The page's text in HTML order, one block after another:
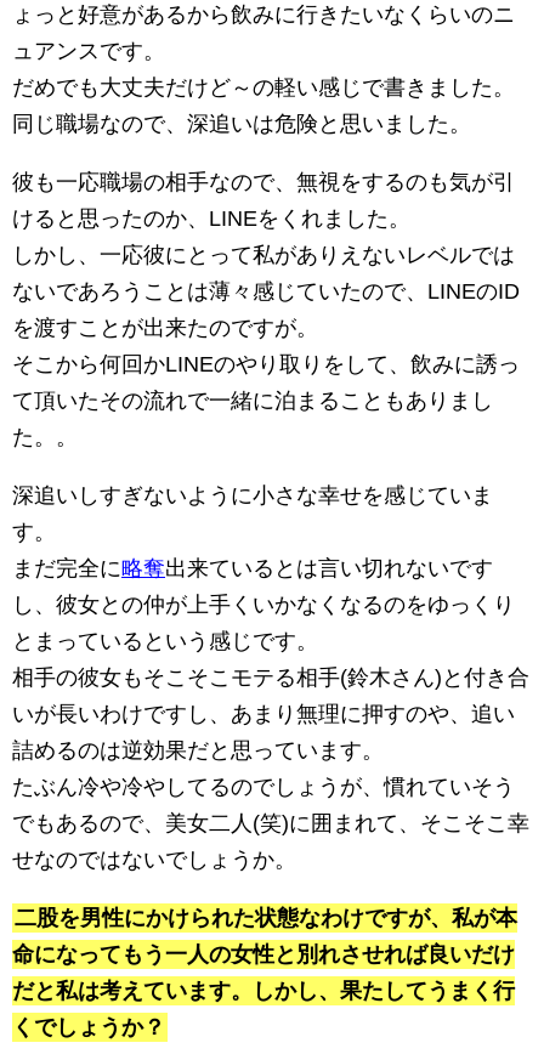
ょっと好意があるから飲みに行きたいなくらいのニ
ュアンスです。
だめでも大丈夫だけど～の軽い感じで書きました。
同じ職場なので、深追いは危険と思いました。
彼も一応職場の相手なので、無視をするのも気が引
けると思ったのか、LINEをくれました。
しかし、一応彼にとって私がありえないレベルでは
ないであろうことは薄々感じていたので、LINEのID
を渡すことが出来たのですが。
そこから何回かLINEのやり取りをして、飲みに誘っ
て頂いたその流れで一緒に泊まることもありまし
た。。
深追いしすぎないように小さな幸せを感じていま
す。
まだ完全に略奪出来ているとは言い切れないです
し、彼女との仲が上手くいかなくなるのをゆっくり
とまっているという感じです。
相手の彼女もそこそこモテる相手(鈴木さん)と付き合
いが長いわけですし、あまり無理に押すのや、追い
詰めるのは逆効果だと思っています。
たぶん冷や冷やしてるのでしょうが、慣れていそう
でもあるので、美女二人(笑)に囲まれて、そこそこ幸
せなのではないでしょうか。
二股を男性にかけられた状態なわけですが、私が本
命になってもう一人の女性と別れさせれば良いだけ
だと私は考えています。しかし、果たしてうまく行
くでしょうか？